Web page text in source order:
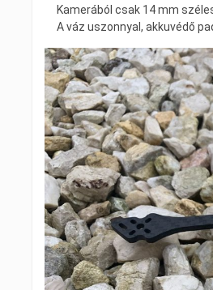
Kamerából csak 14 mm
A váz uszonnyal, akkuvédő